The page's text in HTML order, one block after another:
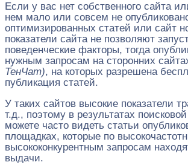
Если у вас нет собственного сайта
нем мало или совсем не
оптимизированных статей или сайт
показатели сайта не позволяют
поведенческие факторы, тогда
нужным запросам на сторонних
ТенЧат), на которых разрешена
публикация статей.
У таких сайтов высокие показатели
т.д., поэтому в результатах
можете часто видеть статьи
площадках, которые по
высококонкурентным запросам
выдачи.